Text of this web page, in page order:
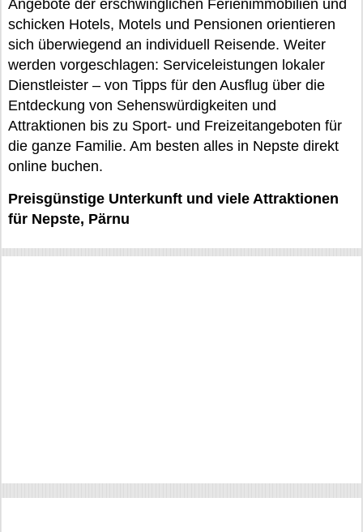
Angebote der erschwinglichen Ferienimmobilien und
schicken Hotels, Motels und Pensionen orientieren
sich überwiegend an individuell Reisende. Weiter
werden vorgeschlagen: Serviceleistungen lokaler
Dienstleister – von Tipps für den Ausflug über die
Entdeckung von Sehenswürdigkeiten und
Attraktionen bis zu Sport- und Freizeitangeboten für
die ganze Familie. Am besten alles in Nepste direkt
online buchen.
Preisgünstige Unterkunft und viele Attraktionen
für Nepste, Pärnu